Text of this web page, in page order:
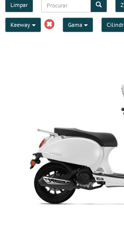
Limpar
Keeway Gama